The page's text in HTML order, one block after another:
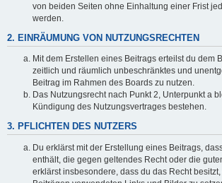
von beiden Seiten ohne Einhaltung einer Frist
werden.
2. EINRÄUMUNG VON NUTZUNGSRECHTEN
Mit dem Erstellen eines Beitrags erteilst du dem
zeitlich und räumlich unbeschränktes und
Beitrag im Rahmen des Boards zu nutzen.
Das Nutzungsrecht nach Punkt 2, Unterpunkt a
Kündigung des Nutzungsvertrages bestehen.
3. PFLICHTEN DES NUTZERS
Du erklärst mit der Erstellung eines Beitrags,
enthält, die gegen geltendes Recht oder die
erklärst insbesondere, dass du das Recht